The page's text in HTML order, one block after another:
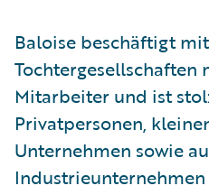
Baloise beschäftigt
Tochtergesellschaften
Mitarbeiter und ist
Privatpersonen,
Unternehmen sowie